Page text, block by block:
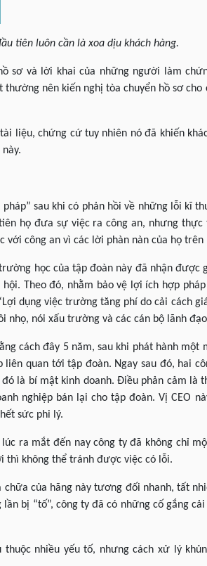
tiên luôn cần là xoa dịu khách hàng.
sơ và lời khai của những người làm
nên kiến nghị tòa chuyển hồ sơ
liệu, chứng cứ tuy nhiên nó đã khiến
sau khi có phản hồi về những lỗi kĩ
họ đưa sự việc ra công an, nhưng
công an vì các lời phàn nàn của họ trên
học của tập đoàn này đã nhận được
Theo đó, nhằm bảo vệ lợi ích hợp
dụng việc trường tăng phí do cải cách
nhọ, nói xấu trường và các cán bộ lãnh
cách đây 5 năm, sau khi phát hành một
quan tới tập đoàn. Ngay sau đó, hai
là bí mật kinh doanh. Điều phản cảm là
nghiệp bán lại cho tập đoàn. Vị CEO
sức phi lý.
ra mắt đến nay công ty đã không chỉ
thì không thể tránh được việc có lỗi.
của hãng này tương đối nhanh, tất
bị “tố”, công ty đã có những cố gắng
nhiều yếu tố, nhưng cách xử lý